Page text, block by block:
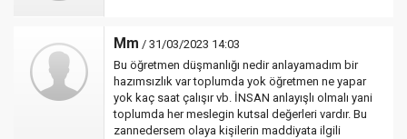
Mm / 31/03/2023 14:03
Bu öğretmen düşmanlığı nedir anlayamadım bir
hazımsızlık var toplumda yok öğretmen ne yapar
yok kaç saat çalışır vb. İNSAN anlayışlı olmalı yani
toplumda her meslegin kutsal değerleri vardır. Bu
zannedersem olaya kişilerin maddiyata ilgili